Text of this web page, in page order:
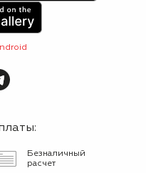
Безналичный
расчет